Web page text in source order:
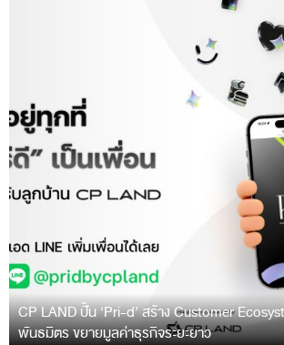
CP LAND ปั้น ‘Pri-d’ สร้าง Customer
พันธมิตร ขยายมูลค่าธุรกิจระยะยาว